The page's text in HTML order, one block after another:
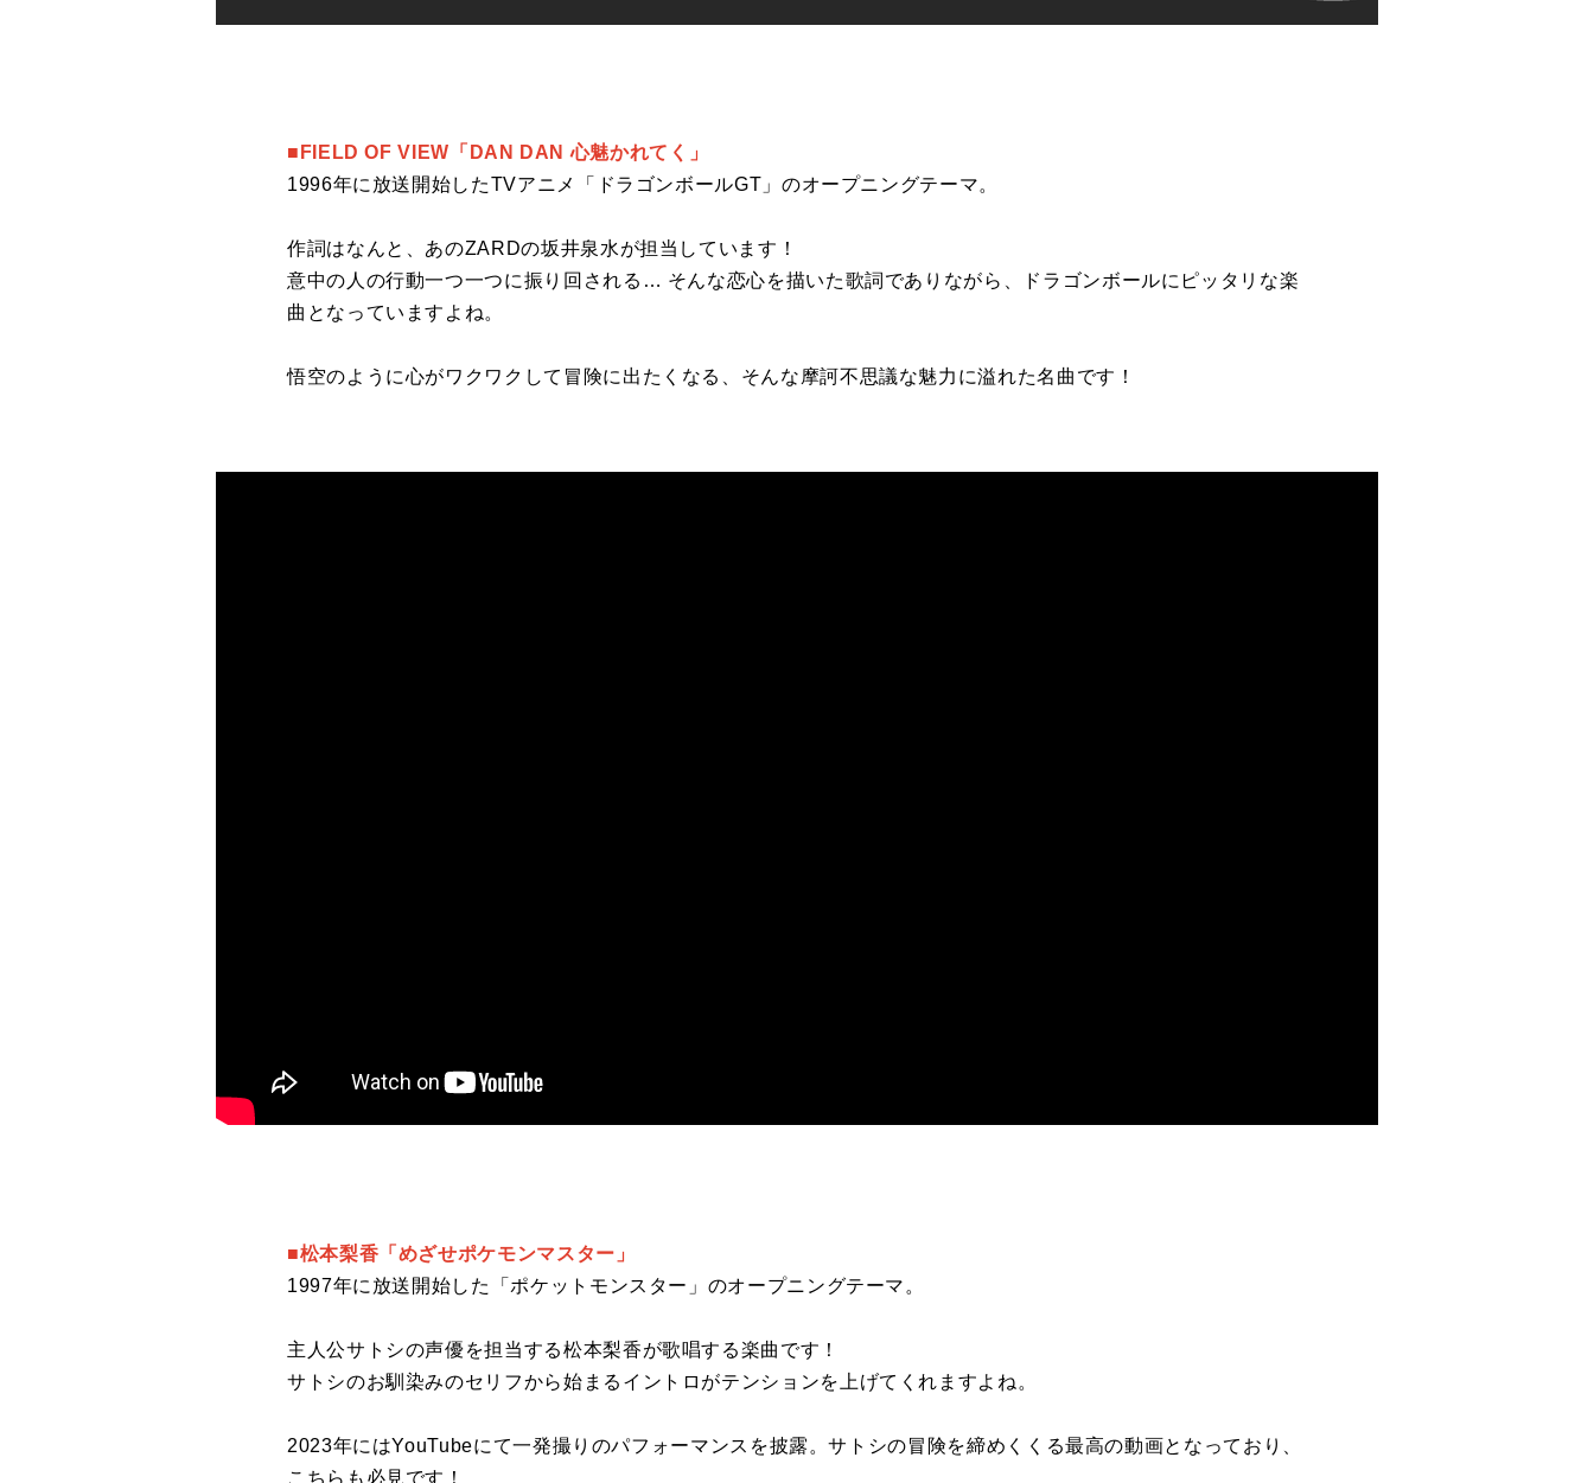
■FIELD OF VIEW「DAN DAN 心魅かれてく」
1996年に放送開始したTVアニメ「ドラゴンボールGT」のオープニングテーマ。
作詞はなんと、あのZARDの坂井泉水が担当しています！
意中の人の行動一つ一つに振り回される… そんな恋心を描いた歌詞でありながら、ドラゴンボールにピッタリな楽
曲となっていますよね。
悟空のように心がワクワクして冒険に出たくなる、そんな摩訶不思議な魅力に溢れた名曲です！
■松本梨香「めざせポケモンマスター」
1997年に放送開始した「ポケットモンスター」のオープニングテーマ。
主人公サトシの声優を担当する松本梨香が歌唱する楽曲です！
サトシのお馴染みのセリフから始まるイントロがテンションを上げてくれますよね。
2023年にはYouTubeにて一発撮りのパフォーマンスを披露。サトシの冒険を締めくくる最高の動画となっており、
こちらも必見です！